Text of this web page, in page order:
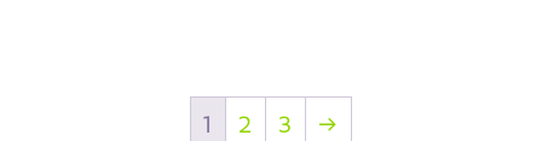
1 2 3 →